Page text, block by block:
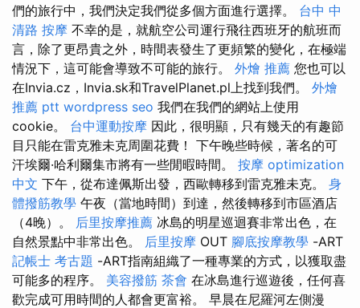
們的旅行中，我們決定我們從多個方面進行選擇。 台中 中
清路 按摩 不幸的是，就航空公司運行飛往西班牙的航班而
言，除了更昂貴之外，時間表發生了更頻繁的變化，在極端
情況下，這可能會導致不可能的旅行。 外燴 推薦 您也可以
在Invia.cz，Invia.sk和TravelPlanet.pl上找到我們。 外燴
推薦 ptt wordpress seo 我們在我們的網站上使用
cookie。 台中運動按摩 因此，很明顯，只有幾天的有趣節
目只能在雷克雅未克周圍花費！ 下午晚些時候，著名的可
汗埃爾·哈利爾集市將有一些閒暇時間。 按摩 optimization
中文 下午，從布達佩斯出發，西歐轉移到雷克雅未克。 身
體撥筋教學 午夜（當地時間）到達，然後轉移到市區酒店
（4晚）。 后里按摩推薦 冰島的明星巡迴賽非常出色，在
自然景點中非常出色。 后里按摩 OUT 腳底按摩教學 -ART
記帳士 考古題 -ART指南組織了一種專業的方式，以獲取盡
可能多的程序。 美容撥筋 茶會 在冰島進行巡遊後，任何喜
歡完成可用時間的人都會更富裕。 早晨在尼羅河左側漫